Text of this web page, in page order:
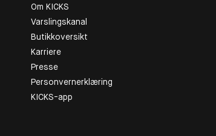
Om KICKS
Varslingskanal
Butikkoversikt
Karriere
Presse
Personvernerklæring
KICKS-app